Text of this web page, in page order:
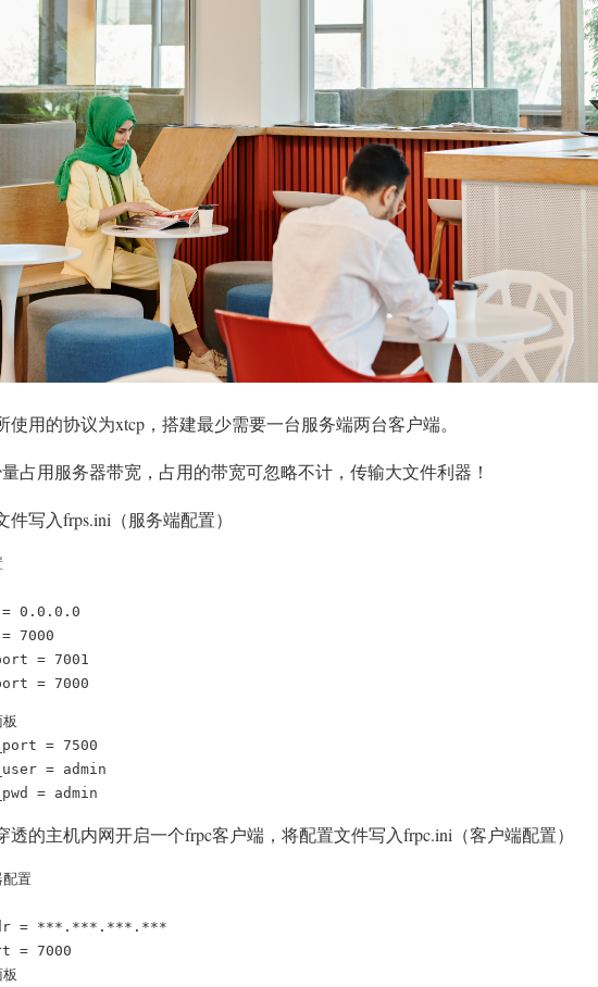
使用的协议为xtcp，搭建最少需要一台服务端两台客户端。
占用服务器带宽，占用的带宽可忽略不计，传输大文件利器！
件写入frps.ini（服务端配置）
= 0.0.0.0
7000
= 7001
= 7500
= admin
透的主机内网开启一个frpc客户端，将配置文件写入frpc.ini（客户端配置）
置
= ***.***.***.***
= 7000